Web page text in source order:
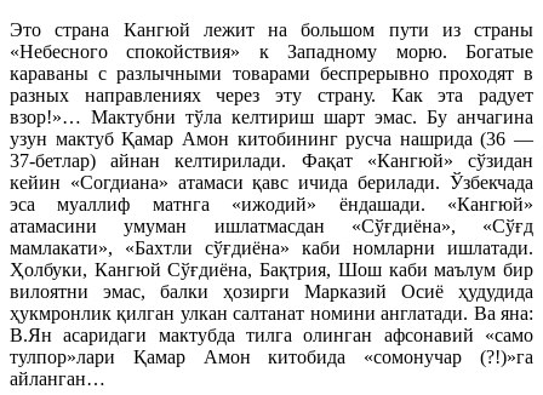
Это страна Кангюй лежит на большом пути из страны
«Небесного спокойствия» к Западному морю. Богатые
караваны с разлычными товарами беспрерывно проходят в
разных направлениях через эту страну. Как эта радует
взор!»… Мактубни тўла келтириш шарт эмас. Бу анчагина
узун мактуб Қамар Амон китобининг русча нашрида (36 —
37-бетлар) айнан келтирилади. Фақат «Кангюй» сўзидан
кейин «Согдиана» атамаси қавс ичида берилади. Ўзбекчада
эса муаллиф матнга «ижодий» ёндашади. «Кангюй»
атамасини умуман ишлатмасдан «Сўғдиёна», «Сўғд
мамлакати», «Бахтли сўғдиёна» каби номларни ишлатади.
Ҳолбуки, Кангюй Сўғдиёна, Бақтрия, Шош каби маълум бир
вилоятни эмас, балки ҳозирги Марказий Осиё ҳудудида
ҳукмронлик қилган улкан салтанат номини англатади. Ва яна:
В.Ян асаридаги мактубда тилга олинган афсонавий «само
тулпор»лари Қамар Амон китобида «сомонучар (?!)»га
айланган…